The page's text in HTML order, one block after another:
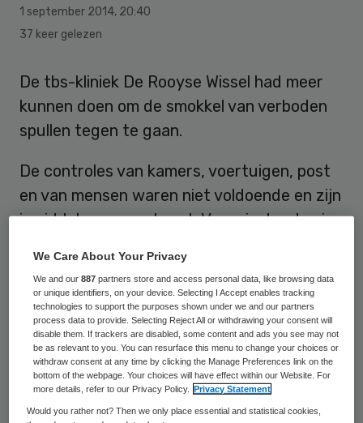
1 september 2014, 20:40
37 keer gelezen
De tbs-kliniek De Rooyse Wissel had meer
kunnen doen om de smokkel van verboden
spullen tegen te gaan.
De controles van kamers, voertuigen, post
en van mensen waren niet voldoende en zijn
inmiddels aangescherpt. Van misstanden in
tekortschietende zorg en behandeling is na
onderzoek niet gebleken.
Negatieve berichten
Dat blijkt uit een brief die staatssecretaris
Fred Teeven van Veiligheid en Justitie
We Care About Your Privacy
We and our887 partners store and access personal data, like browsing data
or unique identifiers, on your device. Selecting I Accept enables tracking
technologies to support the purposes shown under we and our partners
process data to provide. Selecting Reject All or withdrawing your consent will
disable them. If trackers are disabled, some content and ads you see may not
be as relevant to you. You can resurface this menu to change your choices or
withdraw consent at any time by clicking the Manage Preferences link on the
bottom of the webpage. Your choices will have effect within our Website. For
more details, refer to our Privacy Policy.
Privacy Statement
Would you rather not? Then we only place essential and statistical cookies,